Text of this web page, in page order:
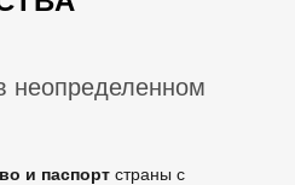
неопределенном
и паспорт страны с